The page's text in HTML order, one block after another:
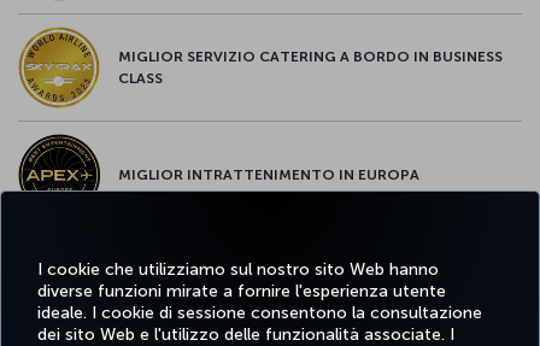
I cookie che utilizziamo sul nostro sito Web hanno
diverse funzioni mirate a fornire l'esperienza utente
ideale. I cookie di sessione consentono la consultazione
dei sito Web e l'utilizzo delle funzionalità associate. I
MIGLIOR SERVIZIO CATERING A BORDO IN BUSINESS
CLASS
MIGLIOR INTRATTENIMENTO IN EUROPA
MIGLIOR WI-FI D'EUROPA